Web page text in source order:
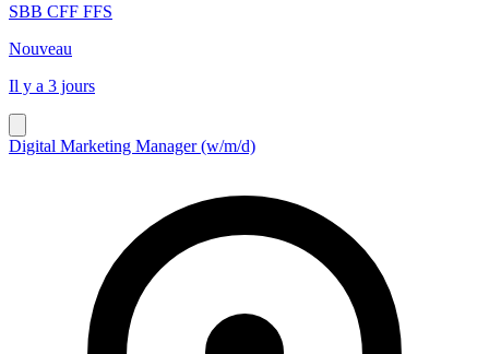
SBB CFF FFS
Nouveau
Il y a 3 jours
Digital Marketing Manager (w/m/d)